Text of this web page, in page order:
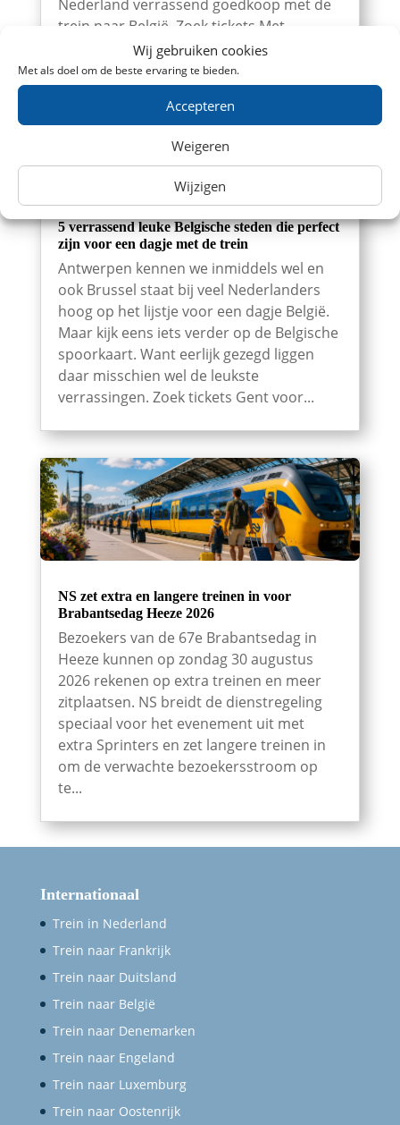
Wij gebruiken cookies
Met als doel om de beste ervaring te bieden.
Accepteren
Weigeren
Wijzigen
Nederland verrassend goedkoop met de
trein naar België. Zoek tickets Met...
5 verrassend leuke Belgische steden die perfect
zijn voor een dagje met de trein
Antwerpen kennen we inmiddels wel en
ook Brussel staat bij veel Nederlanders
hoog op het lijstje voor een dagje België.
Maar kijk eens iets verder op de Belgische
spoorkaart. Want eerlijk gezegd liggen
daar misschien wel de leukste
verrassingen. Zoek tickets Gent voor...
NS zet extra en langere treinen in voor
Brabantsedag Heeze 2026
Bezoekers van de 67e Brabantsedag in
Heeze kunnen op zondag 30 augustus
2026 rekenen op extra treinen en meer
zitplaatsen. NS breidt de dienstregeling
speciaal voor het evenement uit met
extra Sprinters en zet langere treinen in
om de verwachte bezoekersstroom op
te...
Internationaal
Trein in Nederland
Trein naar Frankrijk
Trein naar Duitsland
Trein naar België
Trein naar Denemarken
Trein naar Engeland
Trein naar Luxemburg
Trein naar Oostenrijk